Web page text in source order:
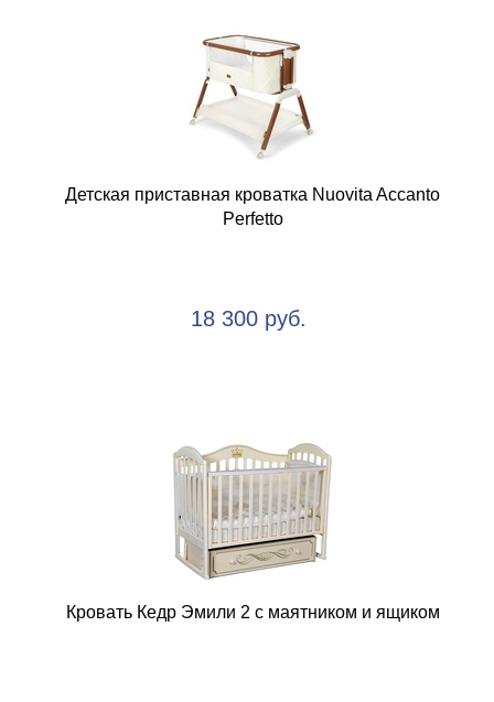
Детская приставная кроватка Nuovita Accanto
Perfetto
18 300 руб.
Кровать Кедр Эмили 2 с маятником и ящиком